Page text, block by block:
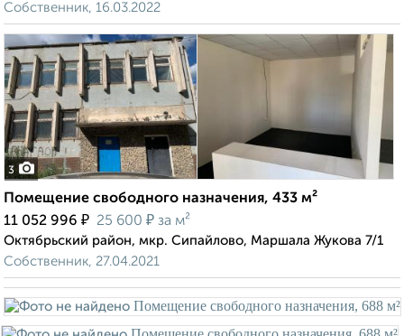
Собственник, 16.03.2022
3
Помещение свободного назначения, 433 м²
11 052 996 ₽ 25 600 ₽ за м²
Октябрьский район, мкр. Сипайлово, Маршала Жукова 7/1
Собственник, 27.04.2021